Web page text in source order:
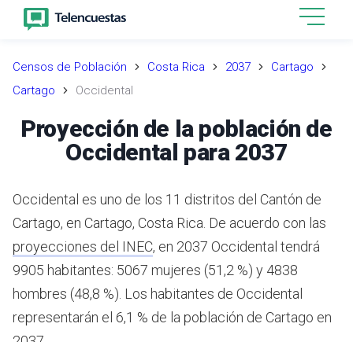
Censos de Población Costa Rica 2037
Cartago
Cartago
Occidental
Proyección de la población de
Occidental para 2037
Occidental es uno de los 11 distritos del Cantón de
Cartago, en Cartago, Costa Rica. De acuerdo con las
proyecciones del INEC, en 2037 Occidental tendrá
9905 habitantes: 5067 mujeres (51,2 %) y 4838
hombres (48,8 %). Los habitantes de Occidental
representarán el 6,1 % de la población de Cartago en